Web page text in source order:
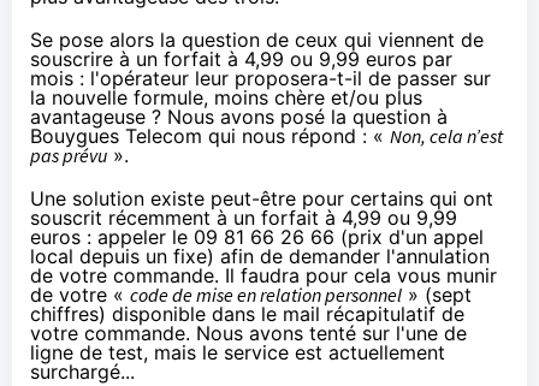
Se pose alors la question de ceux qui viennent de
souscrire à un forfait à 4,99 ou 9,99 euros par
mois : l'opérateur leur proposera-t-il de passer sur
la nouvelle formule, moins chère et/ou plus
avantageuse ? Nous avons posé la question à
Bouygues Telecom qui nous répond : « Non, cela n’est
pas prévu ».
Une solution existe peut-être pour certains qui ont
souscrit récemment à un forfait à 4,99 ou 9,99
euros : appeler le 09 81 66 26 66 (prix d'un appel
local depuis un fixe) afin de demander l'annulation
de votre commande. Il faudra pour cela vous munir
de votre « code de mise en relation personnel » (sept
chiffres) disponible dans le mail récapitulatif de
votre commande. Nous avons tenté sur l'une de
ligne de test, mais le service est actuellement
surchargé...